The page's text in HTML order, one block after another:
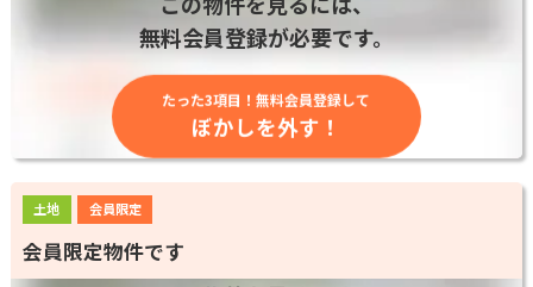
無料会員登録が必要です。
たった3項目！無料会員登録して
ぼかしを外す！
土地 会員限定
会員限定物件です